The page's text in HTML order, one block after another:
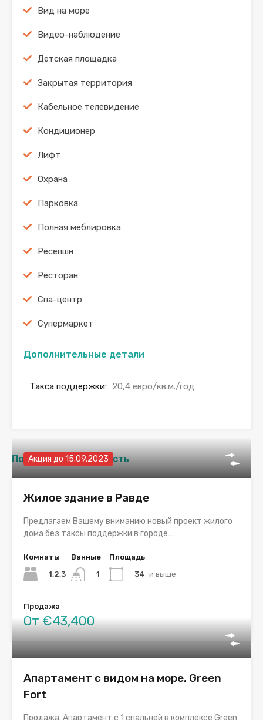
Вид на море
Видео-наблюдение
Детская площадка
Закрытая территория
Кабельное телевидение
Кондиционер
Лифт
Охрана
Парковка
Полная меблировка
Ресепшн
Ресторан
Спа-центр
Супермаркет
Дополнительные детали
Такса поддержки: 20,4 евро/кв.м./год
Похожая недвижимость
Акция до 15.09.2023
Жилое здание в Равде
Предлагаем Вашему вниманию новый проект жилого
дома без таксы поддержки в городе…
Комнаты
1,2,3
Ванные
1
Площадь
34 и выше
Продажа
От €43,400
Апартамент с видом на море, Green
Fort
Продажа. Апартамент с 1 спальней в комплексе Green